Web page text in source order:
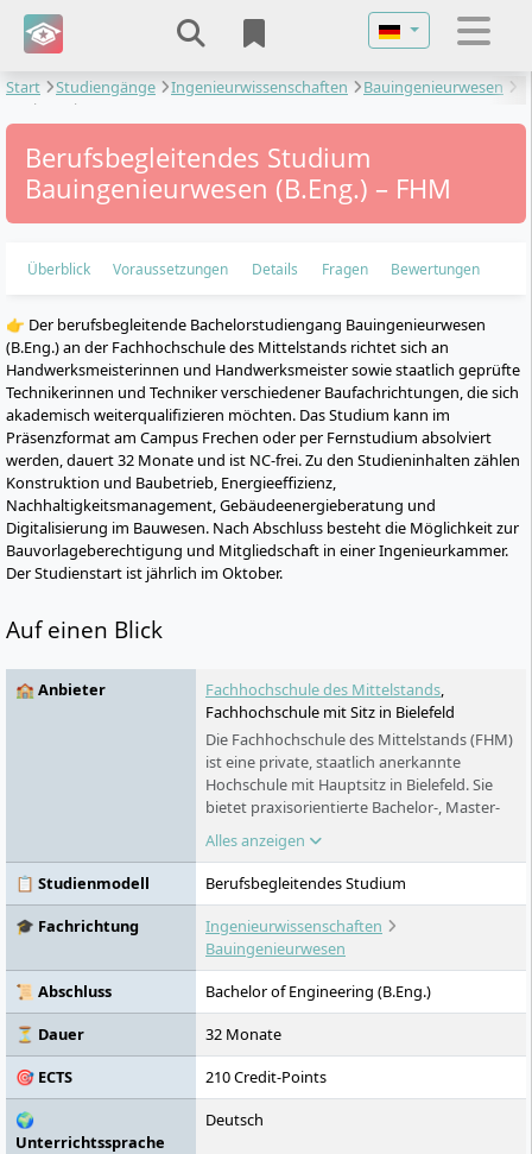
Sprache
Start Studiengänge Ingenieurwissenschaften
Bauingenieurwesen
Bauingenieurwesen
Berufsbegleitendes Studium
Bauingenieurwesen (B.Eng.) – FHM
Überblick Voraussetzungen Details Fragen Bewertungen
👉 Der berufsbegleitende Bachelorstudiengang Bauingenieurwesen
(B.Eng.) an der Fachhochschule des Mittelstands richtet sich an
Handwerksmeisterinnen und Handwerksmeister sowie staatlich geprüfte
Technikerinnen und Techniker verschiedener Baufachrichtungen, die sich
akademisch weiterqualifizieren möchten. Das Studium kann im
Präsenzformat am Campus Frechen oder per Fernstudium absolviert
werden, dauert 32 Monate und ist NC-frei. Zu den Studieninhalten zählen
Konstruktion und Baubetrieb, Energieeffizienz,
Nachhaltigkeitsmanagement, Gebäudeenergieberatung und
Digitalisierung im Bauwesen. Nach Abschluss besteht die Möglichkeit zur
Bauvorlageberechtigung und Mitgliedschaft in einer Ingenieurkammer.
Der Studienstart ist jährlich im Oktober.
Auf einen Blick
🏫 Anbieter Fachhochschule des Mittelstands,
Fachhochschule mit Sitz in Bielefeld
Die Fachhochschule des Mittelstands (FHM)
ist eine private, staatlich anerkannte
Hochschule mit Hauptsitz in Bielefeld. Sie
bietet praxisorientierte Bachelor-, Master-
und Promotionsprogramme in Bereichen
wie Wirtschaft, Psychologie, Pädagogik,
Kommunikation, Gesundheit, Technologie
und Sport an. Das Studienangebot umfasst
Präsenz-, Fern- und virtuelle Live-
Studienformate sowie berufsbegleitende
und duale Modelle. Alle Studiengänge sind
NC-frei und teilweise auch ohne Abitur
zugänglich. Ein besonderes Merkmal ist das
praxisnahe Kompetenzmodell der FHM
sowie ihre starke Mittelstandsforschung.
Die FHM betreibt neun Standorte in
Deutschland und einen digitalen Campus.
Alles anzeigen
📋 Studienmodell
Berufsbegleitendes Studium
🎓 Fachrichtung
Ingenieurwissenschaften
Bauingenieurwesen
📜 Abschluss
Bachelor of Engineering (B.Eng.)
⏳ Dauer
32 Monate
🎯 ECTS
210 Credit-Points
🌍
Unterrichtssprache
Deutsch